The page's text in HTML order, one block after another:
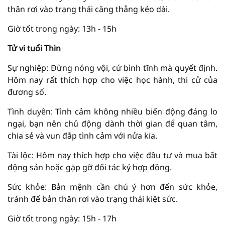
thân rơi vào trạng thái căng thẳng kéo dài.
Giờ tốt trong ngày: 13h - 15h
Tử vi tuổi Thìn
Sự nghiệp: Đừng nóng vội, cứ bình tĩnh mà quyết định.
Hôm nay rất thích hợp cho việc học hành, thi cử của
đương số.
Tình duyên: Tình cảm không nhiều biến động đáng lo
ngại, bạn nên chủ động dành thời gian để quan tâm,
chia sẻ và vun đắp tình cảm với nửa kia.
Tài lộc: Hôm nay thích hợp cho việc đầu tư và mua bất
động sản hoặc gặp gỡ đối tác ký hợp đồng.
Sức khỏe: Bản mệnh cần chú ý hơn đến sức khỏe,
tránh để bản thân rơi vào trạng thái kiệt sức.
Giờ tốt trong ngày: 15h - 17h